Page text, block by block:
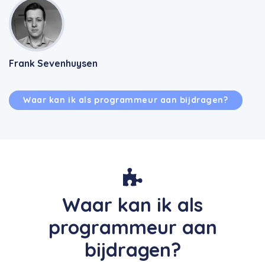
Frank Sevenhuysen
Waar kan ik als programmeur aan bijdragen?
Waar kan ik als
programmeur aan
bijdragen?